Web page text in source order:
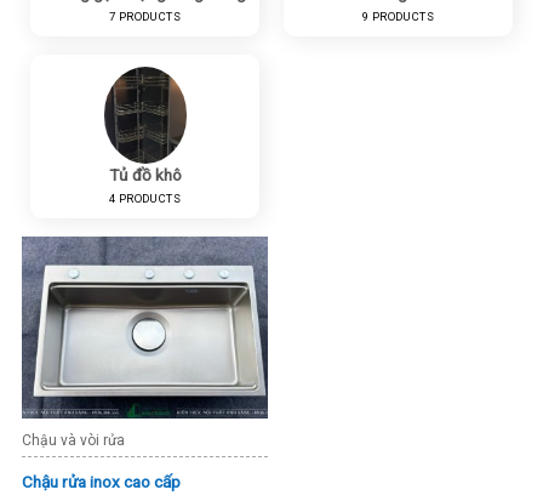
7 PRODUCTS 9 PRODUCTS
Tủ đồ khô
4 PRODUCTS
Chậu và vòi rửa
Chậu rửa inox cao cấp